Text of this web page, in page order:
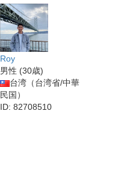
Roy
男性 (30歳)
台湾（台湾省/中華
民国）
ID: 82708510